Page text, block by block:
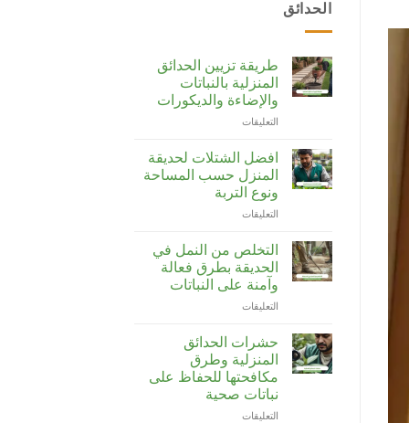
الحدائق
طريقة تزيين الحدائق
المنزلية بالنباتات
والإضاءة والديكورات
التعليقاتعلى
تزيين
المنزلية
بالنباتات
والإضاءة
افضل الشتلات لحديقة
المنزل حسب المساحة
ونوع التربة
التعليقاتعلى
لحديقة
المنزل
حسب
المساحة
التربة
التخلص من النمل في
الحديقة بطرق فعالة
وآمنة على النباتات
التعليقاتعلى
في
الحديقة
بطرق
فعالة
حشرات الحدائق
المنزلية وطرق
مكافحتها للحفاظ على
نباتات صحية
التعليقاتعلى